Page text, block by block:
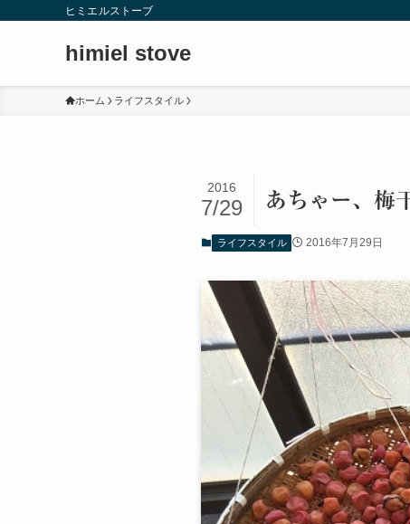
ヒミエルストーブ
himiel stove
ホーム ライフスタイル
あちゃー、梅
2016
7/29
ライフスタイル 2016年7月29日